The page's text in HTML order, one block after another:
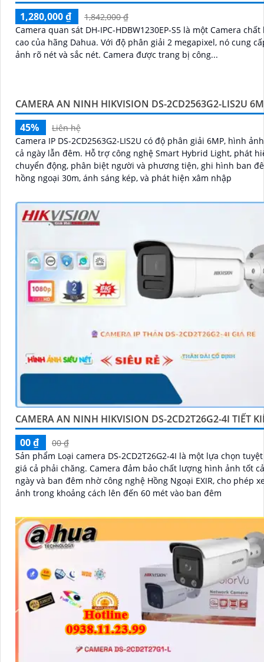
1,280,000 ₫
1,842,000 ₫
Camera quan sát DH-IPC-HDBW1230EP-S5 là một Camera
cao của hãng Dahua. Với độ phân giải 2 megapixel, nó cung cấp hình
ảnh rõ nét và sắc nét. Camera được trang bị công...
CAMERA AN NINH HIKVISION DS-2CD2563G2-LIS2U
45%
Liên hệ
Camera IP DS-2CD2563G2-LIS2U có độ phân giải 6MP, hình
cả ngày lẫn đêm. Hỗ trợ công nghệ Smart Hybrid Light, phát hiện
chuyển động, phân biệt người và phương tiện, ghi hình ban
hồng ngoại 30m, ánh sáng kép, và phát hiện xâm nhập
CAMERA AN NINH HIKVISION DS-2CD2T26G2-4I TIẾT
00 ₫
00 ₫
Sản phẩm Loại camera DS-2CD2T26G2-4I là một lựa chọn
giá cả phải chăng. Camera đảm bảo chất lượng hình ảnh tốt cả ban
ngày và ban đêm nhờ công nghệ Hồng Ngoại EXIR, cho phép
ảnh trong khoảng cách lên đến 60 mét vào ban đêm